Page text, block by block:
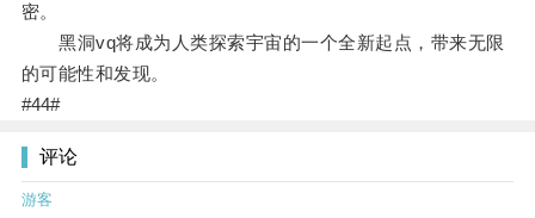
密。
黑洞vq将成为人类探索宇宙的一个全新起点，带来无限
的可能性和发现。
#44#
评论
游客